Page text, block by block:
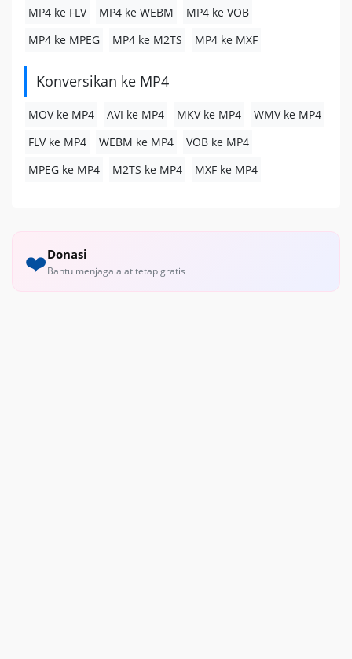
MP4 ke FLV MP4 ke WEBM
MP4 ke VOB
MP4 ke MPEG
MP4 ke M2TS MP4 ke MXF
Konversikan ke MP4
MOV ke MP4 AVI ke MP4 MKV ke MP4
WMV ke MP4
FLV ke MP4
WEBM ke MP4
VOB ke MP4
MPEG ke MP4
M2TS ke MP4 MXF ke MP4
❤️Donasi
Bantu menjaga alat tetap gratis